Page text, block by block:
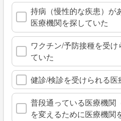
持病（慢性的な疾患）が
医療機関を探していた
ワクチン/予防接種を受
ていた
健診/検診を受けられる
普段通っている医療機関
を変えるために医療機関